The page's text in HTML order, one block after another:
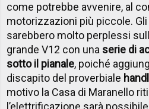
come potrebbe avvenire, al
motorizzazioni più piccole.
sarebbero molto perplessi
grande V12 con una serie di
sotto il pianale, poiché
discapito del proverbiale
motivo la Casa di Maranello